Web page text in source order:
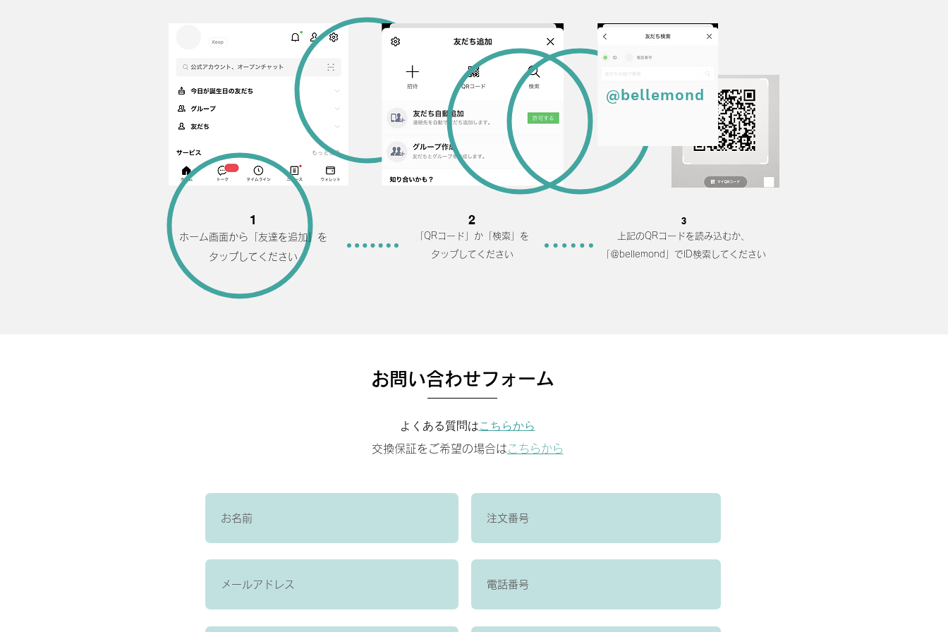
​1
ホーム画面から「友達を追加」を
​タップしてください
2
「QRコード」か「検索」を
​タップしてください
@bellemond
3
上記のQRコードを読み込むか、
「＠bellemond」でID検索してください
お問い合わせフォーム
よくある質問はこちらから
​交換保証をご希望の場合はこちらから